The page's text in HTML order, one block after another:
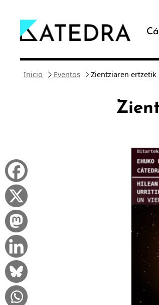
contenido
Inicio Eventos Zientziaren